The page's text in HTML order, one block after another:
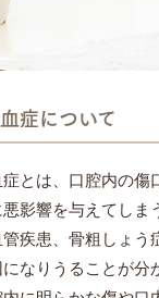
症について
とは、口腔内の傷
悪影響を与えてし
疾患、骨粗しょう
なりうることが分